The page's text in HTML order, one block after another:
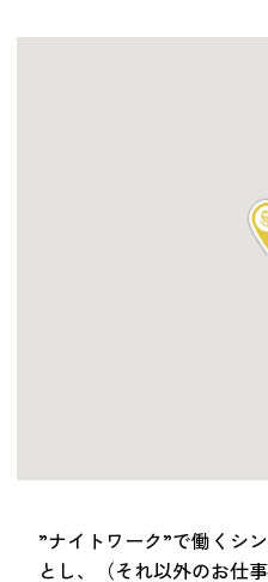
”ナイトワーク”で働くシ
とし、（それ以外のお仕